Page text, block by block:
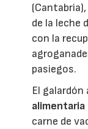
de la leche
con la
pasiegos.
El galardón
alimentaria
carne de